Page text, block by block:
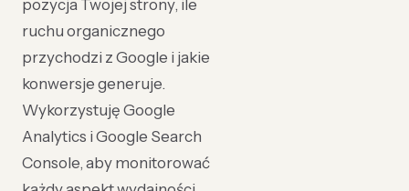
pozycja Twojej strony, ile
ruchu organicznego
przychodzi z Google i jakie
konwersje generuje.
Wykorzystuję Google
Analytics i Google Search
Console, aby monitorować